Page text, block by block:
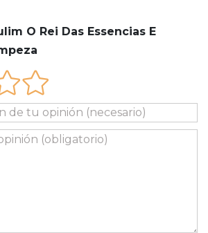
O Rei Das Essencias E